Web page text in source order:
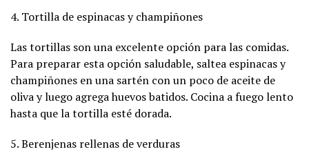
4. Tortilla de espinacas y champiñones
Las tortillas son una excelente opción para las comidas.
Para preparar esta opción saludable, saltea espinacas y
champiñones en una sartén con un poco de aceite de
oliva y luego agrega huevos batidos. Cocina a fuego lento
hasta que la tortilla esté dorada.
5. Berenjenas rellenas de verduras